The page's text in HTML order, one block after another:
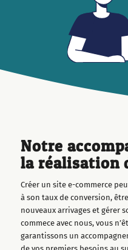
Notre
la réalisation
Créer un site e-commerce
à son taux de conversion,
nouveaux arrivages et gérer
commece avec nous, vous
garantissons un